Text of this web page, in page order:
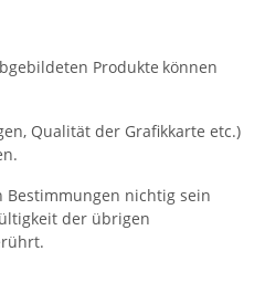
Produkte können
Qualität der Grafikkarte etc.)
Bestimmungen nichtig sein
der übrigen